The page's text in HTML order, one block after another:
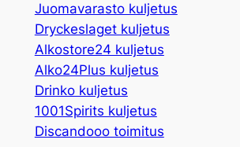
Juomavarasto kuljetus
Dryckeslaget kuljetus
Alkostore24 kuljetus
Alko24Plus kuljetus
Drinko kuljetus
1001Spirits kuljetus
Discandooo toimitus